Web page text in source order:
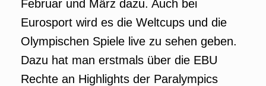
Februar und März dazu. Auch bei
Eurosport wird es die Weltcups und die
Olympischen Spiele live zu sehen geben.
Dazu hat man erstmals über die EBU
Rechte an Highlights der Paralympics